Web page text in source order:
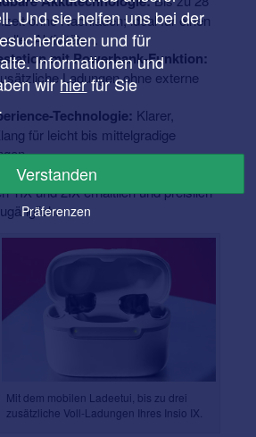
ohne Nachladen; ideal für einen
Aktivitäten.
mit Powerbank-Funktion:
Ladungen ohne externe
Technologie: Klarer,
für leicht bis mittelgradige
1IX und 2IX erhältlich und preislich
Mit dem mobilen Ladeetui, bis zu drei
zusätzliche Voll-Ladungen Ihres Insio IX.
Und sie helfen uns bei der
und für
Informationen und
wirhierfür Sie
Verstanden
Präferenzen